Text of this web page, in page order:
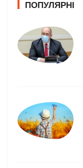
р
ПОПУЛЯРНІ